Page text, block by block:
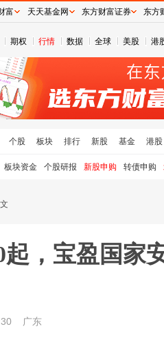
期权 行情 数据 全球 美股 港
个股 板块 排行 新股 基金 港股
板块资金 个股研报 新股申购 转债申购
起，宝盈国家
广东
富 天天基金网 东方财富证券 东方